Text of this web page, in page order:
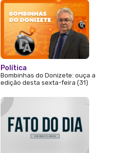
Política
Bombinhas do Donizete: ouça a
edição desta sexta-feira (31)